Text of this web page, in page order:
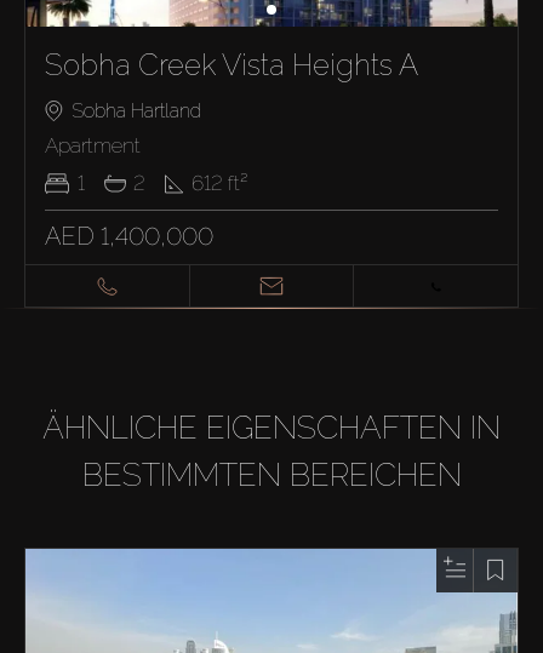
Sobha Creek Vista Heights A
Sobha Hartland
Apartment
1
2 612 ft²
AED 1,400,000
ÄHNLICHE EIGENSCHAFTEN IN
BESTIMMTEN BEREICHEN